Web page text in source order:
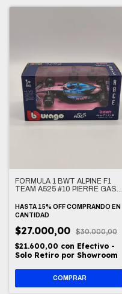
FORMULA 1 BWT ALPINE F1
TEAM A525 #10 PIERRE GASLY
HASTA 15% OFFCOMPRANDO EN
CANTIDAD
$27.000,00 $30.000,00
$21.600,00 con Efectivo -
Solo Retiro por Showroom